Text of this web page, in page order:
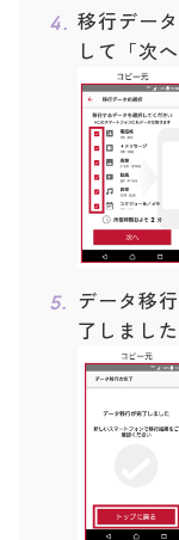
移行デー
して「次
データ移
了しまし